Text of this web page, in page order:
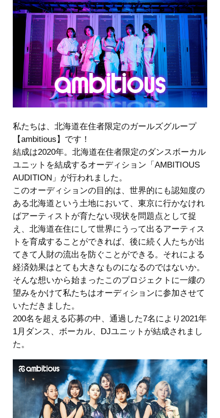
私たちは、北海道在住者限定のガールズグループ
【ambitious】です！
結成は2020年。北海道在住者限定のダンスボーカル
ユニットを結成するオーディション「AMBITIOUS
AUDITION」が行われました。
このオーディションの目的は、世界的にも認知度の
ある北海道という土地において、東京に行かなけれ
ばアーティストが育たない現状を問題点として捉
え、北海道在住にして世界にうって出るアーティス
トを育成することができれば、後に続く人たちが出
てきて人財の流出を防ぐことができる。それによる
経済効果はとても大きなものになるのではないか。
そんな想いから始まったこのプロジェクトに一縷の
望みをかけて私たちはオーディションに参加させて
いただきました。
200名を超える応募の中、通過した7名により2021年
1月ダンス、ボーカル、DJユニットが結成されまし
た。